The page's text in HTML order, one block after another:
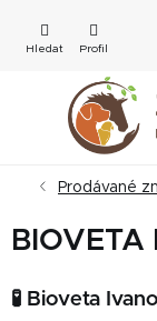
obsah
Prodávané
🧪 Bioveta